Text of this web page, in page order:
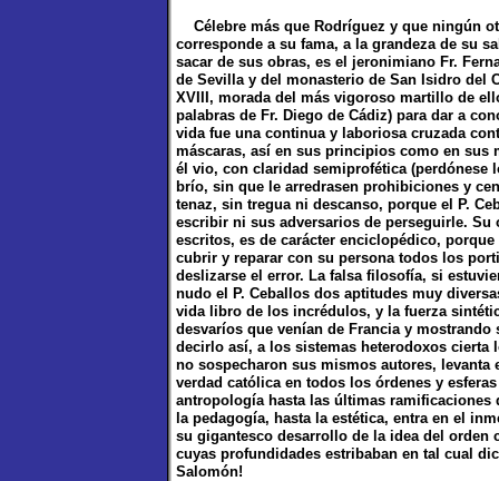
Célebre más que Rodríguez y que ningún
corresponde a su fama, a la grandeza de su
sacar de sus obras, es el jeronimiano Fr.
de Sevilla y del monasterio de San Isidro del
XVIII, morada del más vigoroso martillo de
palabras de Fr. Diego de Cádiz) para dar a
vida fue una continua y laboriosa cruzada
máscaras, así en sus principios como en sus
él vio, con claridad semiprofética (perdónese
brío, sin que le arredrasen prohibiciones y
tenaz, sin tregua ni descanso, porque el P.
escribir ni sus adversarios de perseguirle.
escritos, es de carácter enciclopédico,
cubrir y reparar con su persona todos los
deslizarse el error. La falsa filosofía, si
nudo el P. Ceballos dos aptitudes muy
vida libro de los incrédulos, y la fuerza
desvaríos que venían de Francia y
decirlo así, a los sistemas heterodoxos cierta
no sospecharon sus mismos autores,
verdad católica en todos los órdenes y
antropología hasta las últimas ramificaciones
la pedagogía, hasta la estética, entra en el
su gigantesco desarrollo de la idea del
cuyas profundidades estribaban en tal cual
Salomón!